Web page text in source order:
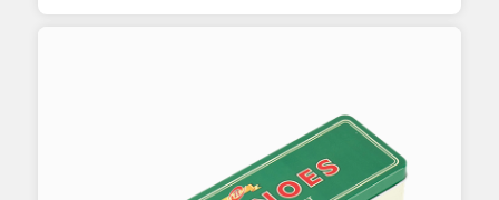
Dominosteine si...